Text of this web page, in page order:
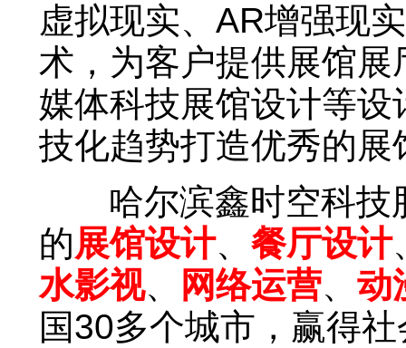
虚拟现实、AR增强现
术，为客户提供展馆
媒体科技展馆设计等
技化趋势打造优秀的展
哈尔滨鑫时空科技
的展馆设计、 餐厅设计
水影视、 网络运营、 动
国30多个城市，赢得